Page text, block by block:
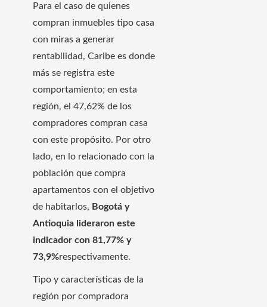
Para el caso de quienes
compran inmuebles tipo casa
con miras a generar
rentabilidad, Caribe es donde
más se registra este
comportamiento; en esta
región, el 47,62% de los
compradores compran casa
con este propósito. Por otro
lado, en lo relacionado con la
población que compra
apartamentos con el objetivo
de habitarlos, Bogotá y
Antioquia lideraron este
indicador con 81,77% y
73,9%respectivamente.
Tipo y características de la
región por compradora